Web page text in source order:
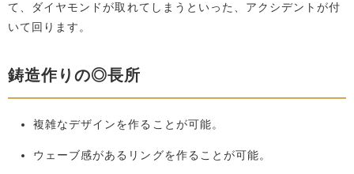
て、ダイヤモンドが取れてしまうといった、アクシデントが付
いて回ります。
鋳造作りの◎長所
複雑なデザインを作ることが可能。
ウェーブ感があるリングを作ることが可能。